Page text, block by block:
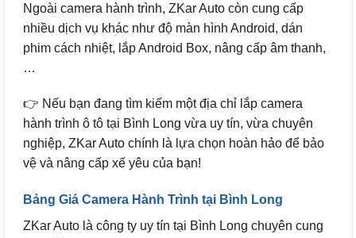
Ngoài camera hành trình, ZKar Auto còn cung cấp
nhiều dịch vụ khác như độ màn hình Android, dán
phim cách nhiệt, lắp Android Box, nâng cấp âm thanh,
…
👉 Nếu bạn đang tìm kiếm một địa chỉ lắp camera
hành trình ô tô tại Bình Long vừa uy tín, vừa chuyên
nghiệp, ZKar Auto chính là lựa chọn hoàn hảo để bảo
vệ và nâng cấp xế yêu của bạn!
Bảng Giá Camera Hành Trình tại Bình Long
ZKar Auto là công ty uy tín tại Bình Long chuyên cung